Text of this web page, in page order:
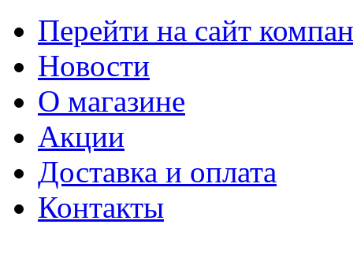
Перейти на сайт
Новости
О магазине
Акции
Доставка и оплата
Контакты